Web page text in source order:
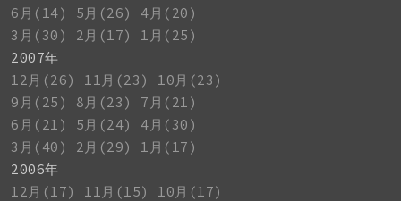
6月(14)
5月(26)
4月(20)
3月(30)
2月(17)
1月(25)
2007年
12月(26)
11月(23)
10月(23)
9月(25)
8月(23)
7月(21)
6月(21)
5月(24)
4月(30)
3月(40)
2月(29)
1月(17)
2006年
12月(17)
11月(15)
10月(17)